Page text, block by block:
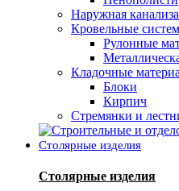
Наружная
Кровельные
Рулонные
Кладочные
Блоки
Кирпич
Стремянки и
Столярные изделия
Столярные изделия